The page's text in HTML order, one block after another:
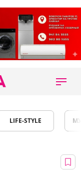
LIFE-STYLE